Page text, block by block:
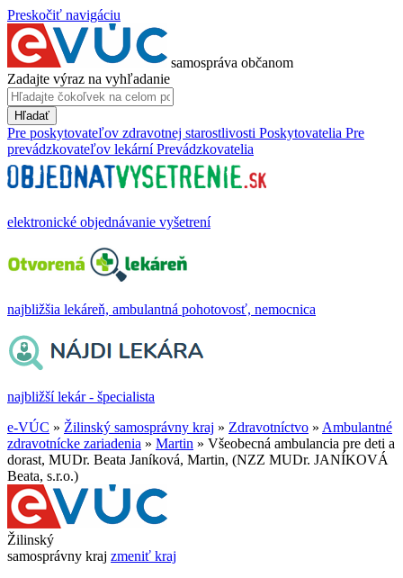
Preskočiť navigáciu
samospráva občanom
Zadajte výraz na vyhľadanie
Hľadať
Pre poskytovateľov zdravotnej starostlivosti Poskytovatelia Pre
prevádzkovateľov lekární Prevádzkovatelia
elektronické objednávanie vyšetrení
najbližšia lekáreň, ambulantná pohotovosť, nemocnica
najbližší lekár - špecialista
e-VÚC » Žilinský samosprávny kraj » Zdravotníctvo » Ambulantné
zdravotnícke zariadenia » Martin » Všeobecná ambulancia pre deti a
dorast, MUDr. Beata Janíková, Martin, (NZZ MUDr. JANÍKOVÁ
Beata, s.r.o.)
Žilinský
samosprávny kraj zmeniť kraj